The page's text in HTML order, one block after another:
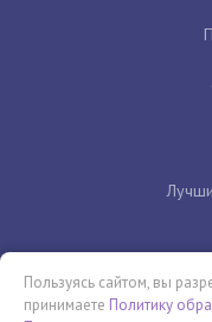
Пользуясь сайтом, вы
принимаете Политику